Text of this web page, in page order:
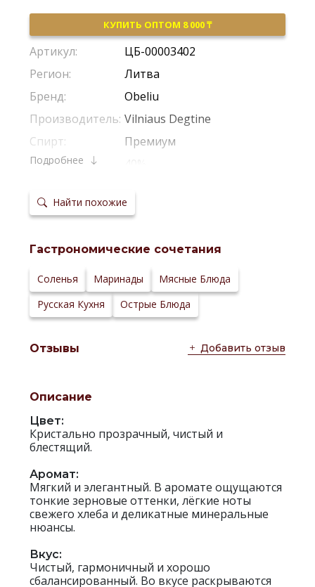
КУПИТЬ ОПТОМ 8 000 ₸
Артикул:
ЦБ-00003402
Регион:
Литва
Бренд:
Obeliu
Производитель: Vilniaus Degtine
Спирт:
Премиум
Крепость:
Температура
сервировки:
5-10 °С
производителя:
Подробнее
Найти похожие
Гастрономические сочетания
Соленья Маринады
Мясные Блюда
Русская Кухня
Острые Блюда
Отзывы Добавить отзыв
Описание
Цвет:
Кристально прозрачный, чистый и
блестящий.
Аромат:
Мягкий и элегантный. В аромате ощущаются
тонкие зерновые оттенки, лёгкие ноты
свежего хлеба и деликатные минеральные
нюансы.
Вкус:
Чистый, гармоничный и хорошо
сбалансированный. Во вкусе раскрываются